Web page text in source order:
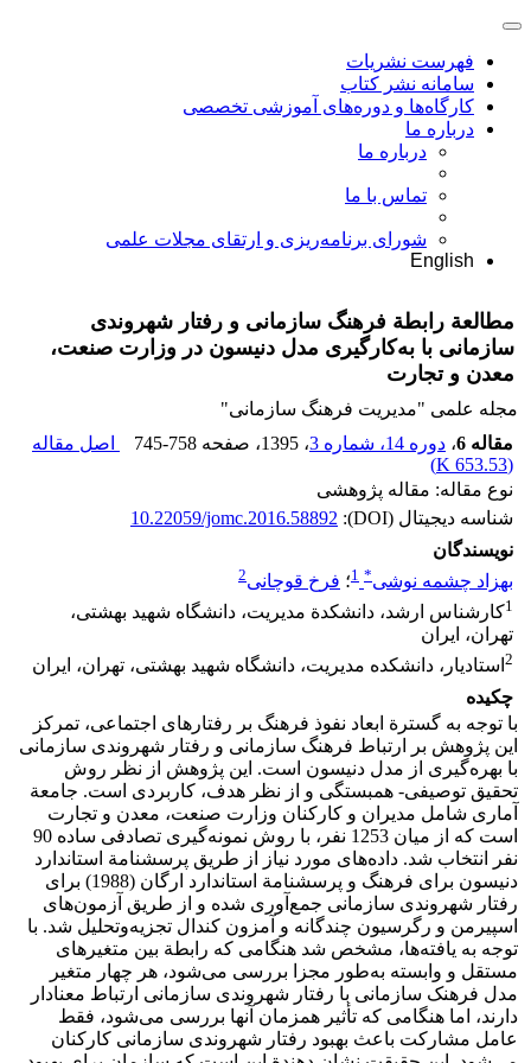
فهرست نشریات
سامانه نشر کتاب
کارگاه‌ها و دوره‌های آموزشی تخصصی
درباره ما
درباره ما
تماس با ما
شورای برنامه‌ریزی و ارتقای مجلات علمی
English
مطالعة رابطة فرهنگ سازمانی و رفتار شهروندی
سازمانی با به‌کارگیری مدل دنیسون در وزارت صنعت،
معدن و تجارت
مجله علمی "مدیریت فرهنگ سازمانی"
مقاله 6
، دوره 14، شماره 3 ، 1395 ، صفحه 745-758
اصل مقاله
(
653.53 K
)
نوع مقاله: مقاله پژوهشی
شناسه دیجیتال (DOI):
10.22059/jomc.2016.58892
نویسندگان
بهزاد چشمه نوشی*
1؛ فرخ قوچانی2
1کارشناس‌ ارشد، دانشکدة مدیریت، دانشگاه شهید بهشتی،
تهران، ایران
2 استادیار، دانشکده مدیریت، دانشگاه شهید بهشتی، تهران، ایران
چکیده
با توجه به گسترة ابعاد نفوذ فرهنگ بر رفتارهای اجتماعی، تمرکز
این پژوهش بر ارتباط فرهنگ سازمانی و رفتار شهروندی سازمانی
با بهره‌گیری از مدل دنیسون است. این پژوهش از نظر روش
تحقیق توصیفی- همبستگی و از نظر هدف، کاربردی است. جامعة
آماری شامل مدیران و کارکنان وزارت صنعت، معدن و تجارت
است که از میان 1253 نفر، با روش نمونه‌گیری تصادفی ساده 90
نفر انتخاب شد. داده‌های مورد نیاز از طریق پرسشنامة استاندارد
دنیسون برای فرهنگ و پرسشنامة استاندارد ارگان (1988) برای
رفتار شهروندی سازمانی جمع‌آوری شده و از طریق آزمون‌های
اسپیرمن و رگرسیون چندگانه و آمزون کندال تجزیه‌وتحلیل شد. با
توجه به یافته‌ها، مشخص شد هنگامی که رابطة بین متغیرهای
مستقل و وابسته به‌طور مجزا بررسی می‌شود، هر چهار متغیر
مدل فرهنک سازمانی با رفتار شهروندی سازمانی ارتباط معنادار
دارند، اما هنگامی که تأثیر همزمان آنها بررسی می‌شود، فقط
عامل مشارکت باعث بهبود رفتار شهروندی سازمانی کارکنان